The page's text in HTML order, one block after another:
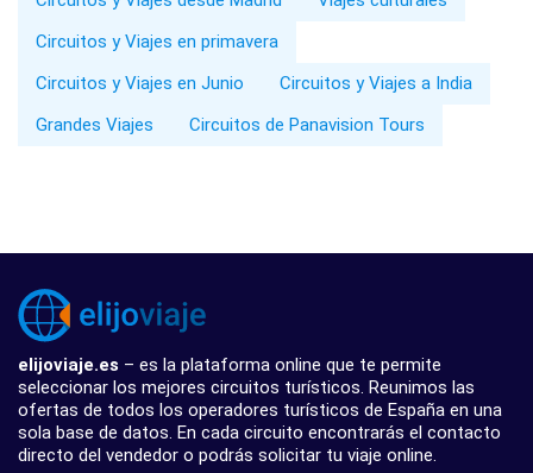
Circuitos y Viajes en primavera
Circuitos y Viajes en Junio
Circuitos y Viajes a India
Grandes Viajes
Circuitos de Panavision Tours
elijoviaje.es – es la plataforma online que te permite
seleccionar los mejores circuitos turísticos. Reunimos las
ofertas de todos los operadores turísticos de España en una
sola base de datos. En cada circuito encontrarás el contacto
directo del vendedor o podrás solicitar tu viaje online.